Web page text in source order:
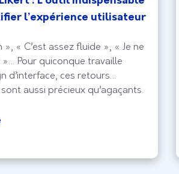
l’expérience utilisateur
», « C’est assez fluide », « Je ne
Pour quiconque travaille
d’interface, ces retours
aussi précieux qu’agaçants.
souvent le frein à une prise de